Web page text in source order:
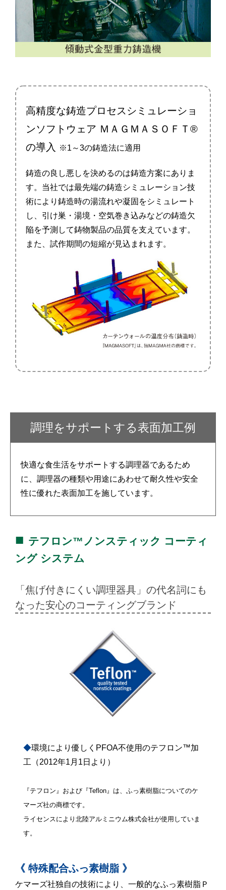
高精度な鋳造プロセスシミュレーショ
ンソフトウェア ＭＡＧＭＡＳＯＦＴ®
の導入
※1～3の鋳造法に適用
鋳造の良し悪しを決めるのは鋳造方案にありま
す。当社では最先端の鋳造シミュレーション技
術により鋳造時の湯流れや凝固をシミュレート
し、引け巣・湯境・空気巻き込みなどの鋳造欠
陥を予測して鋳物製品の品質を支えています。
また、試作期間の短縮が見込まれます。
調理をサポートする表面加工例
快適な食生活をサポートする調理器であるため
に、調理器の種類や用途にあわせて耐久性や安全
性に優れた表面加工を施しています。
■ テフロン™ノンスティック コーティ
ング システム
「焦げ付きにくい調理器具」の代名詞にも
なった安心のコーティングブランド
◆環境により優しくPFOA不使用のテフロン™加
工（2012年1月1日より）
『テフロン』および『Teflon』は、ふっ素樹脂についてのケ
マーズ社の商標です。
ライセンスにより北陸アルミニウム株式会社が使用していま
す。
《 特殊配合ふっ素樹脂 》
ケマーズ社独自の技術により、一般的なふっ素樹脂Ｐ